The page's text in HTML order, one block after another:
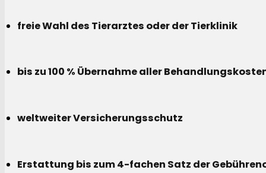
freie Wahl des Tierarztes oder der Tierklinik
bis zu 100 % Übernahme aller
weltweiter Versicherungsschutz
Erstattung bis zum 4-fachen Satz der